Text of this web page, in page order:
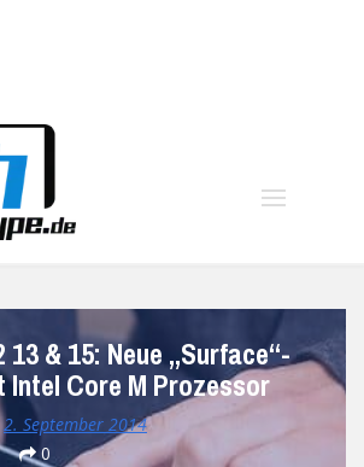
13 & 15: Neue „Surface“-
Core M Prozessor
2. September 2014
0